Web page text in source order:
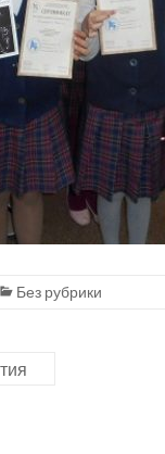
Без рубрики